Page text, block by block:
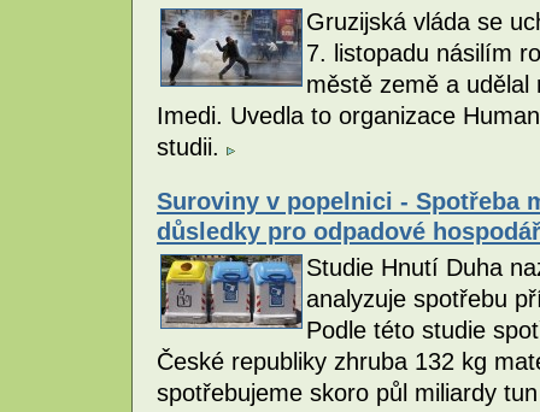
Gruzijská vláda se
7. listopadu násilím
městě země a
Imedi. Uvedla to organizace
studii.
Suroviny v popelnici - Spotřeba
důsledky pro odpadové
Studie Hnutí Duha
analyzuje spotřebu
Podle této studie
České republiky zhruba 132 kg
spotřebujeme skoro půl miliardy